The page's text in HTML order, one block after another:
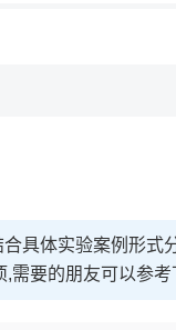
具体实验案例形式
,需要的朋友可以参考